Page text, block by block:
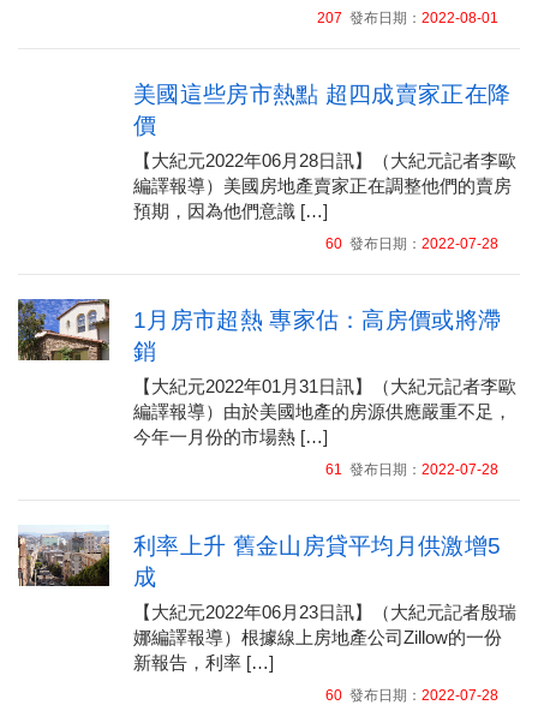
207 發布日期： 2022-08-01
美國這些房市熱點 超四成賣家正在降
價
【大紀元2022年06月28日訊】（大紀元記者李歐
編譯報導）美國房地產賣家正在調整他們的賣房
預期，因為他們意識 […]
60發布日期： 2022-07-28
1月房市超熱 專家估：高房價或將滯
銷
【大紀元2022年01月31日訊】（大紀元記者李歐
編譯報導）由於美國地產的房源供應嚴重不足，
今年一月份的市場熱 […]
61 發布日期： 2022-07-28
利率上升 舊金山房貸平均月供激增5
成
【大紀元2022年06月23日訊】（大紀元記者殷瑞
娜編譯報導）根據線上房地產公司Zillow的一份
新報告，利率 […]
60發布日期： 2022-07-28